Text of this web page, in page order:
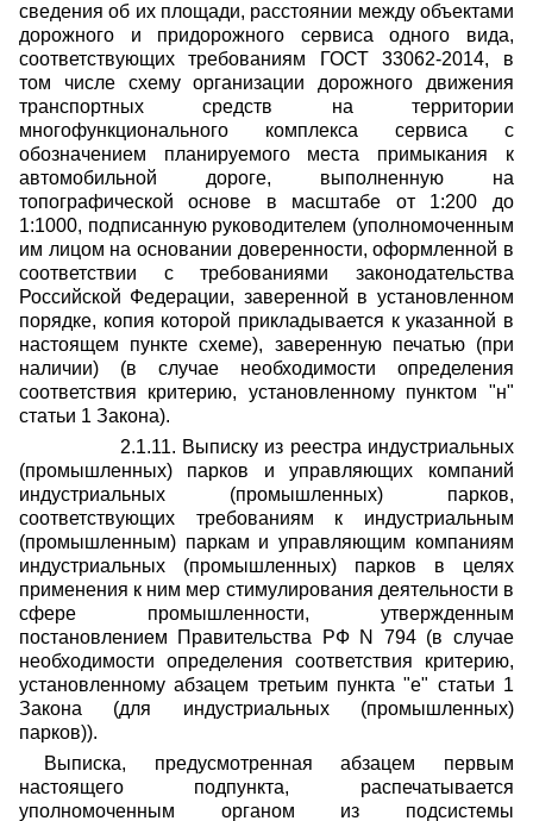
сведения об их площади, расстоянии между объектами
дорожного и придорожного сервиса одного вида,
соответствующих требованиям ГОСТ 33062-2014, в
том числе схему организации дорожного движения
транспортных средств на территории
многофункционального комплекса сервиса с
обозначением планируемого места примыкания к
автомобильной дороге, выполненную на
топографической основе в масштабе от 1:200 до
1:1000, подписанную руководителем (уполномоченным
им лицом на основании доверенности, оформленной в
соответствии с требованиями законодательства
Российской Федерации, заверенной в установленном
порядке, копия которой прикладывается к указанной в
настоящем пункте схеме), заверенную печатью (при
наличии) (в случае необходимости определения
соответствия критерию, установленному пунктом "н"
статьи 1 Закона).
2.1.11. Выписку из реестра индустриальных
(промышленных) парков и управляющих компаний
индустриальных (промышленных) парков,
соответствующих требованиям к индустриальным
(промышленным) паркам и управляющим компаниям
индустриальных (промышленных) парков в целях
применения к ним мер стимулирования деятельности в
сфере промышленности, утвержденным
постановлением Правительства РФ N 794 (в случае
необходимости определения соответствия критерию,
установленному абзацем третьим пункта "е" статьи 1
Закона (для индустриальных (промышленных)
парков)).
Выписка, предусмотренная абзацем первым
настоящего подпункта, распечатывается
уполномоченным органом из подсистемы